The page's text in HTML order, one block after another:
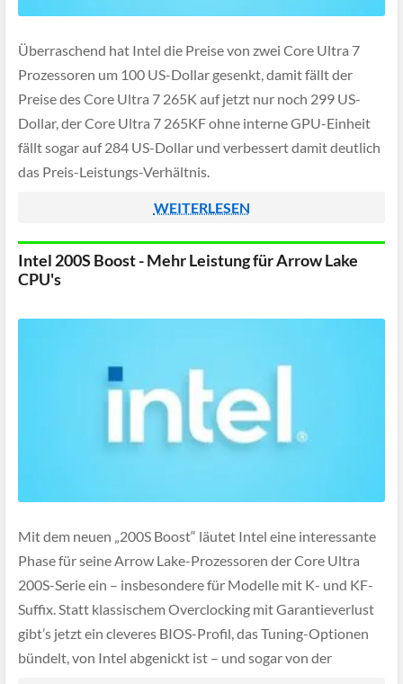
Überraschend hat Intel die Preise von zwei Core Ultra 7
Prozessoren um 100 US-Dollar gesenkt, damit fällt der
Preise des Core Ultra 7 265K auf jetzt nur noch 299 US-
Dollar, der Core Ultra 7 265KF ohne interne GPU-Einheit
fällt sogar auf 284 US-Dollar und verbessert damit deutlich
das Preis-Leistungs-Verhältnis.
WEITERLESEN
Intel 200S Boost - Mehr Leistung für Arrow Lake
CPU's
Mit dem neuen „200S Boost“ läutet Intel eine interessante
Phase für seine Arrow Lake-Prozessoren der Core Ultra
200S-Serie ein – insbesondere für Modelle mit K- und KF-
Suffix. Statt klassischem Overclocking mit Garantieverlust
gibt’s jetzt ein cleveres BIOS-Profil, das Tuning-Optionen
bündelt, von Intel abgenickt ist – und sogar von der